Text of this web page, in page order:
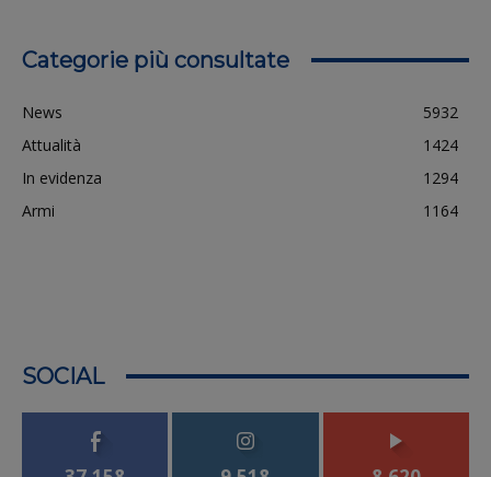
Categorie più consultate
News
5932
Attualità
1424
In evidenza
1294
Armi
1164
SOCIAL